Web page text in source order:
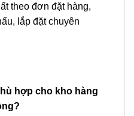
theo đơn đặt hàng,
lắp đặt chuyên
hợp cho kho hàng